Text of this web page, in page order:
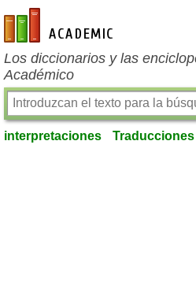
es-academic.com
Los diccionarios y las
Académico
interpretaciones Traducciones